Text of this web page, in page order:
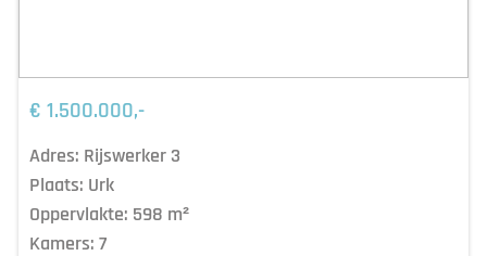
€ 1.500.000,-
Adres: Rijswerker 3
Plaats: Urk
Oppervlakte: 598 m²
Kamers: 7